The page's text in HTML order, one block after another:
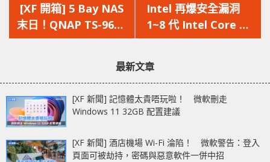
一
篇
文
[XF 開箱] 5 Bay NAS
末日！QNAP TS-963X
混合式9 Bay設計，迎
一
篇
文
Intel 再爆安全漏洞
1~8 代 Intel Core 處
理器全部中招
最新文章
[XF 新聞] 記憶體太貴唔玩啦！ 微軟刪走
Windows 11 32GB 配置建議
[XF 新聞] 酒店機場 Wi-Fi 淪陷！ 微軟警告：登入
頁面可被劫持，密碼與惡意軟件一併中招